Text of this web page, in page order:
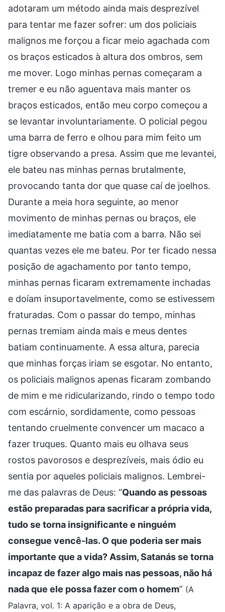
adotaram um método ainda mais desprezível
para tentar me fazer sofrer: um dos policiais
malignos me forçou a ficar meio agachada com
os braços esticados à altura dos ombros, sem
me mover. Logo minhas pernas começaram a
tremer e eu não aguentava mais manter os
braços esticados, então meu corpo começou a
se levantar involuntariamente. O policial pegou
uma barra de ferro e olhou para mim feito um
tigre observando a presa. Assim que me levantei,
ele bateu nas minhas pernas brutalmente,
provocando tanta dor que quase caí de joelhos.
Durante a meia hora seguinte, ao menor
movimento de minhas pernas ou braços, ele
imediatamente me batia com a barra. Não sei
quantas vezes ele me bateu. Por ter ficado nessa
posição de agachamento por tanto tempo,
minhas pernas ficaram extremamente inchadas
e doíam insuportavelmente, como se estivessem
fraturadas. Com o passar do tempo, minhas
pernas tremiam ainda mais e meus dentes
batiam continuamente. A essa altura, parecia
que minhas forças iriam se esgotar. No entanto,
os policiais malignos apenas ficaram zombando
de mim e me ridicularizando, rindo o tempo todo
com escárnio, sordidamente, como pessoas
tentando cruelmente convencer um macaco a
fazer truques. Quanto mais eu olhava seus
rostos pavorosos e desprezíveis, mais ódio eu
sentia por aqueles policiais malignos. Lembrei-
me das palavras de Deus: “Quando as pessoas
estão preparadas para sacrificar a própria vida,
tudo se torna insignificante e ninguém
consegue vencê-las. O que poderia ser mais
importante que a vida? Assim, Satanás se torna
incapaz de fazer algo mais nas pessoas, não há
nada que ele possa fazer com o homem” (A
Palavra, vol. 1: A aparição e a obra de Deus,